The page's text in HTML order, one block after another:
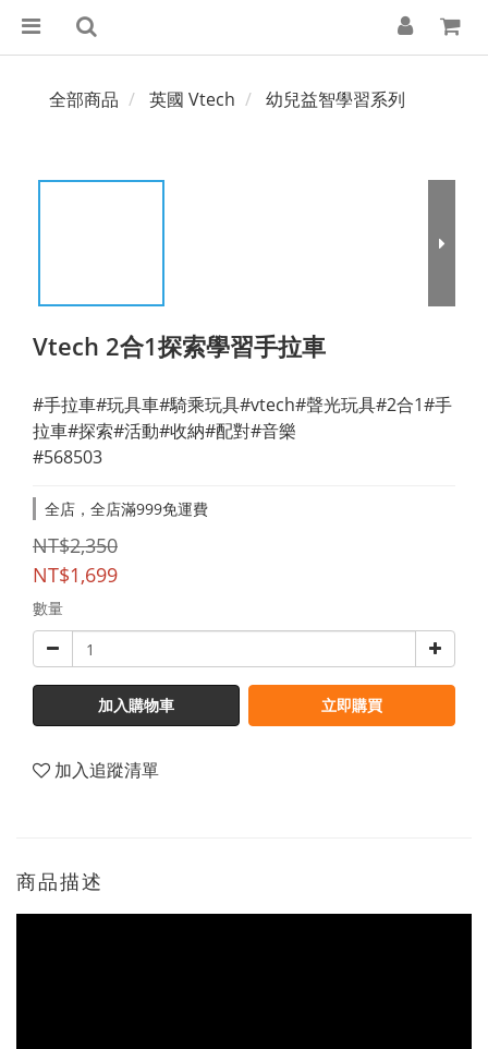
全部商品 英國 Vtech 幼兒益智學習系列
Vtech 2合1探索學習手拉車
#手拉車#玩具車#騎乘玩具#vtech#聲光玩具#2合1#手
拉車#探索#活動#收納#配對#音樂
#568503
全店，全店滿999免運費
NT$2,350
NT$1,699
數量
加入購物車 立即購買
加入追蹤清單
商品描述